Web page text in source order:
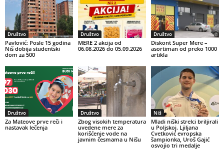
Društvo
Pavlović: Posle 15 godina
Niš dobija studentski
dom za 500
Društvo
MERE 2 akcija od
06.08.2026 do 05.09.2026
Društvo
Diskont Super Mere –
asortiman od preko 1000
artikla
Društvo
Za Mateove prve reči i
nastavak lečenja
Društvo
Zbog visokih temperatura
uvedene mere za
korišćenje vode na
javnim česmama u Nišu
Niš
Mladi niški strelci briljirali
u Poljskoj. Ljiljana
Cvetković evropska
šampionka, Uroš Gajić
osvojio tri medalje